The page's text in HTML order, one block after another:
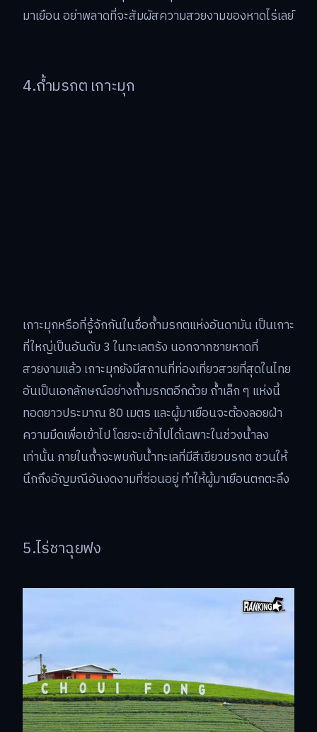
มาเยือน อย่าพลาดที่จะสัมผัสความสวยงามของหาดไร่เลย์
4.ถ้ำมรกต เกาะมุก
เกาะมุกหรือที่รู้จักกันในชื่อถ้ำมรกตแห่งอันดามัน เป็นเกาะ
ที่ใหญ่เป็นอันดับ 3 ในทะเลตรัง นอกจากชายหาดที่
สวยงามแล้ว เกาะมุกยังมีสถานที่ท่องเที่ยวสวยที่สุดในไทย
อันเป็นเอกลักษณ์อย่างถ้ำมรกตอีกด้วย ถ้ำเล็ก ๆ แห่งนี้
ทอดยาวประมาณ 80 เมตร และผู้มาเยือนจะต้องลอยฝ่า
ความมืดเพื่อเข้าไป โดยจะเข้าไปได้เฉพาะในช่วงน้ำลง
เท่านั้น ภายในถ้ำจะพบกับน้ำทะเลที่มีสีเขียวมรกต ชวนให้
นึกถึงอัญมณีอันงดงามที่ซ่อนอยู่ ทำให้ผู้มาเยือนตกตะลึง
5.ไร่ชาฉุยฟง